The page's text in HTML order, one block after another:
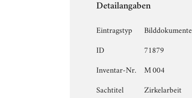
Detailangaben
Eintragstyp
Bilddokumente
ID
71879
Inventar-Nr.
M 004
Sachtitel
Zirkelarbeit